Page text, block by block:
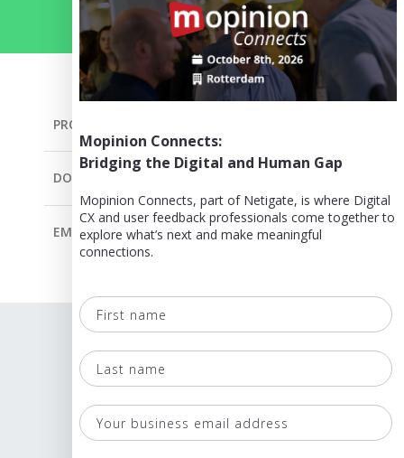
PRODUCTO
DOCUMENTACIÓN
EMPRESA
Términos y Condiciones
Seguridad & ISO 27001
Idioma
Mopinion Connects:
Bridging the Digital and Human Gap
Mopinion Connects, part of Netigate, is where Digital
CX and user feedback professionals come together to
explore what’s next and make meaningful
connections.
name
name